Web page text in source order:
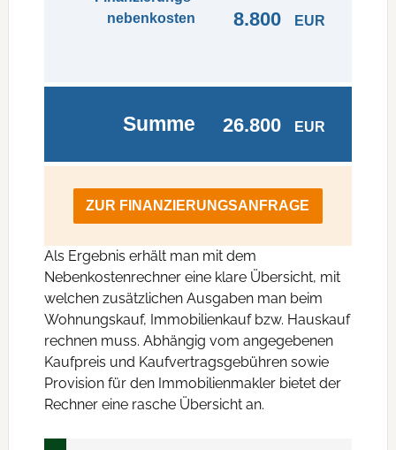
nebenkosten
8.800 EUR
Summe 26.800 EUR
ZUR FINANZIERUNGSANFRAGE
Als Ergebnis erhält man mit dem
Nebenkostenrechner eine klare Übersicht, mit
welchen zusätzlichen Ausgaben man beim
Wohnungskauf, Immobilienkauf bzw. Hauskauf
rechnen muss. Abhängig vom angegebenen
Kaufpreis und Kaufvertragsgebühren sowie
Provision für den Immobilienmakler bietet der
Rechner eine rasche Übersicht an.